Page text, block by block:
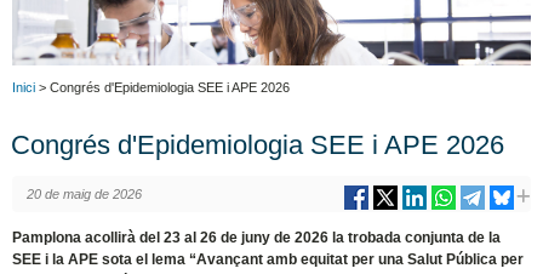
Inici > Congrés d'Epidemiologia SEE i APE 2026
Congrés d'Epidemiologia SEE i APE 2026
20 de maig de 2026
Pamplona acollirà del 23 al 26 de juny de 2026 la trobada conjunta de la
SEE i la APE sota el lema “Avançant amb equitat per una Salut Pública per